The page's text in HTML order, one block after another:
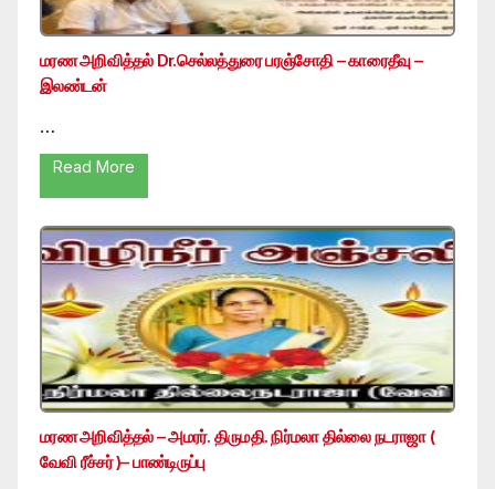
மரண அறிவித்தல் Dr.செல்லத்துரை பரஞ்சோதி – காரைதீவு –
இலண்டன்
…
Read More
மரண அறிவித்தல் – அமரர். திருமதி. நிர்மலா தில்லை நடராஜா (
வேவி ரீச்சர் )– பாண்டிருப்பு